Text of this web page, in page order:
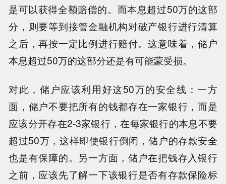
是可以获得全额赔偿的。而本息超过50万的这部
分，则要等到接管金融机构对破产银行进行清算
之后，再按一定比例进行赔付。这意味着，储户
本息超过50万的这部分还是有可能蒙受损。
对此，储户应该利用好这50万的安全线：一方
面，储户不要把所有的钱都存在一家银行，而是
应该分开存在2-3家银行，在每家银行的本息不要
超过50万，这样即使银行倒闭，储户的存款安全
也是有保障的。另一方面，储户在把钱存入银行
之前，应该先了解一下该银行是否有存款保险标